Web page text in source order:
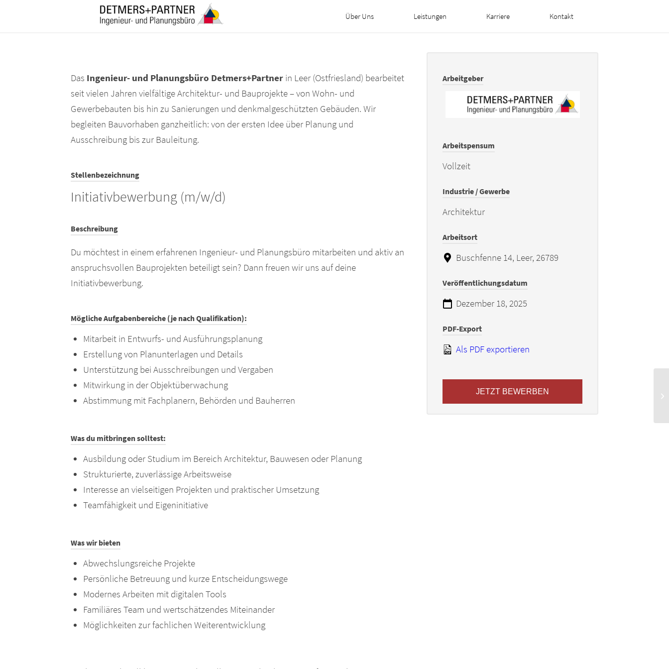
Über Uns Leistungen Karriere Kontakt
Das Ingenieur- und Planungsbüro Detmers+Partner in Leer (Ostfriesland) bearbeitet
seit vielen Jahren vielfältige Architektur- und Bauprojekte – von Wohn- und
Gewerbebauten bis hin zu Sanierungen und denkmalgeschützten Gebäuden. Wir
begleiten Bauvorhaben ganzheitlich: von der ersten Idee über Planung und
Ausschreibung bis zur Bauleitung.
Stellenbezeichnung
Initiativbewerbung (m/w/d)
Beschreibung
Du möchtest in einem erfahrenen Ingenieur- und Planungsbüro mitarbeiten und aktiv an
anspruchsvollen Bauprojekten beteiligt sein? Dann freuen wir uns auf deine
Initiativbewerbung.
Mögliche Aufgabenbereiche (je nach Qualifikation):
Mitarbeit in Entwurfs- und Ausführungsplanung
Erstellung von Planunterlagen und Details
Unterstützung bei Ausschreibungen und Vergaben
Mitwirkung in der Objektüberwachung
Abstimmung mit Fachplanern, Behörden und Bauherren
Was du mitbringen solltest:
Ausbildung oder Studium im Bereich Architektur, Bauwesen oder Planung
Strukturierte, zuverlässige Arbeitsweise
Interesse an vielseitigen Projekten und praktischer Umsetzung
Teamfähigkeit und Eigeninitiative
Was wir bieten
Abwechslungsreiche Projekte
Persönliche Betreuung und kurze Entscheidungswege
Modernes Arbeiten mit digitalen Tools
Familiäres Team und wertschätzendes Miteinander
Möglichkeiten zur fachlichen Weiterentwicklung
Arbeitgeber
Arbeitspensum
Vollzeit
Industrie / Gewerbe
Architektur
Arbeitsort
Buschfenne 14, Leer, 26789
Veröffentlichungsdatum
Dezember 18, 2025
PDF-Export
Als PDF exportieren
JETZT BEWERBEN